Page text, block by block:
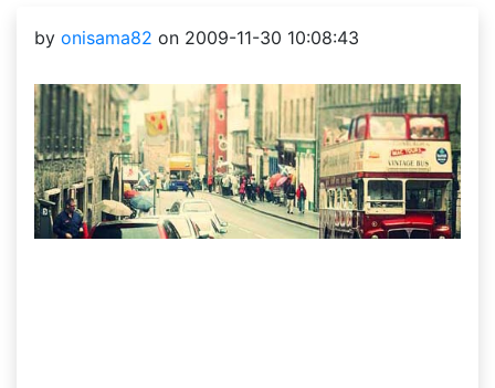
by onisama82 on 2009-11-30 10:08:43